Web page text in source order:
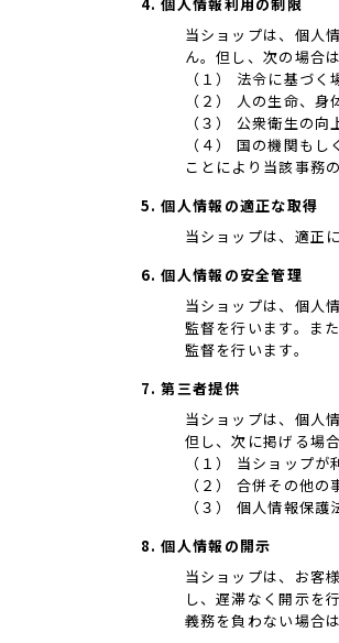
当ショップは、個人
ん。但し、次の場合
（１） 法令に基づく
（２） 人の生命、
（３） 公衆衛生の
（４） 国の機関も
ことにより当該事務
5. 個人情報の適正な取得
当ショップは、適正
6. 個人情報の安全管理
当ショップは、個人
監督を行います。ま
監督を行います。
7. 第三者提供
当ショップは、個人
但し、次に掲げる場
（１） 当ショップ
（２） 合併その他
（３） 個人情報保
8. 個人情報の開示
当ショップは、お客
し、遅滞なく開示を
義務を負わない場合